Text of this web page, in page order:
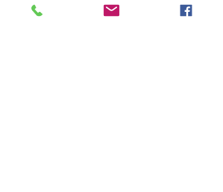
Door iontoforese